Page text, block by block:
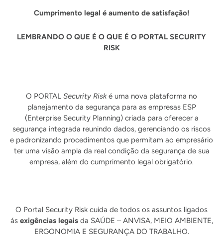
Cumprimento legal é aumento de satisfação!
LEMBRANDO O QUE É O QUE É O PORTAL SECURITY
RISK
O PORTAL Security Riské uma nova plataforma no
planejamento da segurança para as empresas ESP
(Enterprise Security Planning) criada para oferecer a
segurança integrada reunindo dados, gerenciando os riscos
e padronizando procedimentos que permitam ao empresário
ter uma visão ampla da real condição da segurança de sua
empresa, além do cumprimento legal obrigatório.
O Portal Security Risk cuida de todos os assuntos ligados
ás exigências legaisda SAÚDE – ANVISA, MEIO AMBIENTE,
ERGONOMIA E SEGURANÇA DO TRABALHO.